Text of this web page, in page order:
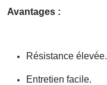
Avantages :
Résistance élevée.
Entretien facile.